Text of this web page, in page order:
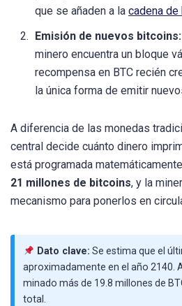
que se añaden a la cadena
Emisión de nuevos bitcoins:
minero encuentra un bloque
recompensa en BTC recién
la única forma de emitir
A diferencia de las monedas
central decide cuánto dinero
está programada
21 millones de bitcoins, y la
mecanismo para ponerlos en
Dato clave: Se estima que el
aproximadamente en el año 2140.
minado más de 19.8 millones de
total.